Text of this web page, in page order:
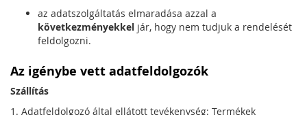
az adatszolgáltatás elmaradása azzal a
következményekkel jár, hogy nem tudjuk a rendelését
feldolgozni.
Az igénybe vett adatfeldolgozók
Szállítás
1. Adatfeldolgozó által ellátott tevékenység: Termékek